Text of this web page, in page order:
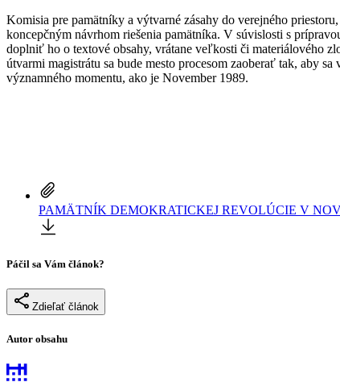
Komisia pre pamätníky a výtvarné zásahy do verejného
koncepčným návrhom riešenia pamätníka. V súvislosti s
doplniť ho o textové obsahy, vrátane veľkosti či materiálového
útvarmi magistrátu sa bude mesto procesom zaoberať tak, aby
významného momentu, ako je November 1989.
PAMÄTNÍK DEMOKRATICKEJ REVOLÚCIE V
Páčil sa Vám článok?
Zdieľať článok
Autor obsahu